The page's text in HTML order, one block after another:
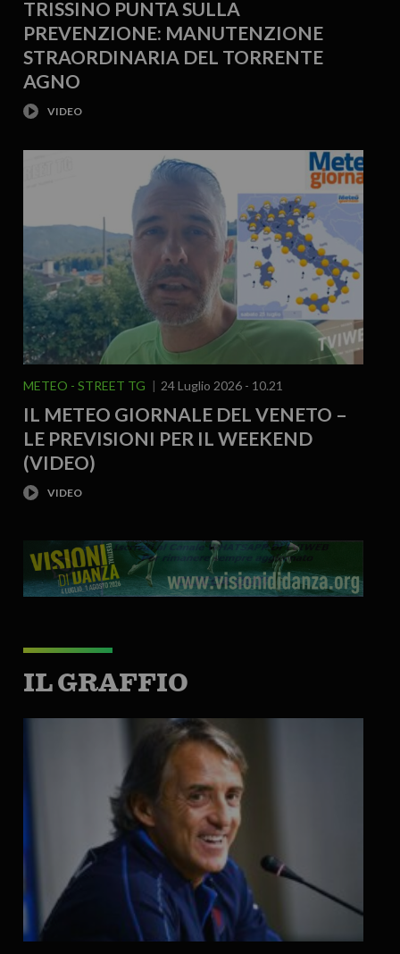
TRISSINO PUNTA SULLA
PREVENZIONE: MANUTENZIONE
STRAORDINARIA DEL TORRENTE
AGNO
METEO STREET TG 24 Luglio 2026 - 10.21
IL METEO GIORNALE DEL VENETO –
LE PREVISIONI PER IL WEEKEND
(VIDEO)
IL GRAFFIO